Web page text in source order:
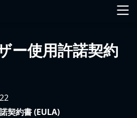
ー使用許諾契約
契約書 (EULA)